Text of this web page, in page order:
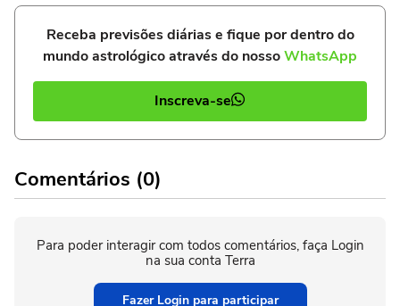
Receba previsões diárias e fique por dentro do
mundo astrológico através do nossoWhatsApp
Inscreva-se
Comentários (0)
Para poder interagir com todos comentários, faça Login
na sua conta Terra
Fazer Login para participar